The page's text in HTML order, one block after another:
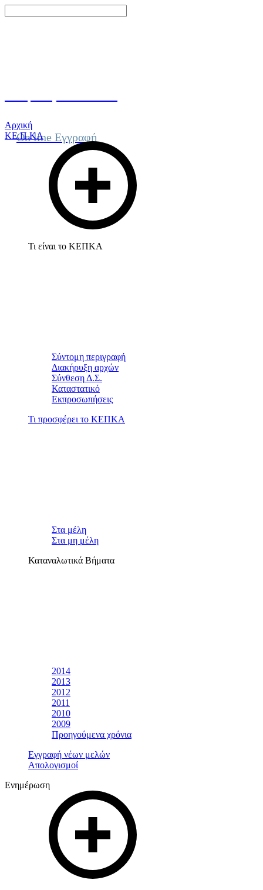
On line Εγγραφή
Αρχική
ΚΕ.Π.ΚΑ
Τι είναι το ΚΕΠΚΑ
Σύντομη περιγραφή
Διακήρυξη αρχών
Σύνθεση Δ.Σ.
Καταστατικό
Εκπροσωπήσεις
Τι προσφέρει το ΚΕΠΚΑ
Στα μέλη
Στα μη μέλη
Καταναλωτικά Βήματα
2014
2013
2012
2011
2010
2009
Προηγούμενα χρόνια
Εγγραφή νέων μελών
Απολογισμοί
Ενημέρωση